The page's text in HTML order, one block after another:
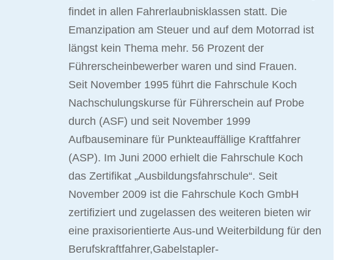
findet in allen Fahrerlaubnisklassen statt. Die
Emanzipation am Steuer und auf dem Motorrad ist
längst kein Thema mehr. 56 Prozent der
Führerscheinbewerber waren und sind Frauen.
Seit November 1995 führt die Fahrschule Koch
Nachschulungskurse für Führerschein auf Probe
durch (ASF) und seit November 1999
Aufbauseminare für Punkteauffällige Kraftfahrer
(ASP). Im Juni 2000 erhielt die Fahrschule Koch
das Zertifikat „Ausbildungsfahrschule“. Seit
November 2009 ist die Fahrschule Koch GmbH
zertifiziert und zugelassen des weiteren bieten wir
eine praxisorientierte Aus-und Weiterbildung für den
Berufskraftfahrer,Gabelstapler-